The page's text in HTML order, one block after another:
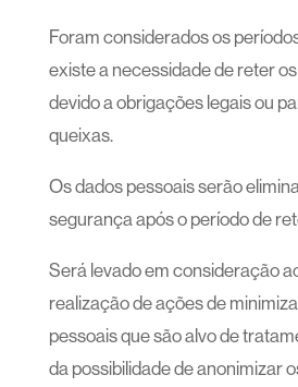
Foram considerados os
existe a necessidade de reter
devido a obrigações legais ou
queixas.
Os dados pessoais serão
segurança após o período de
Será levado em consideração
realização de ações de
pessoais que são alvo de
da possibilidade de anonimizar